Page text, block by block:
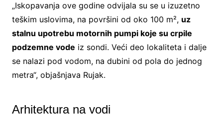
„Iskopavanja ove godine odvijala su se u izuzetno
teškim uslovima, na površini od oko 100 m², uz
stalnu upotrebu motornih pumpi koje su crpile
podzemne vode iz sondi. Veći deo lokaliteta i dalje
se nalazi pod vodom, na dubini od pola do jednog
metra“, objašnjava Rujak.
Arhitektura na vodi